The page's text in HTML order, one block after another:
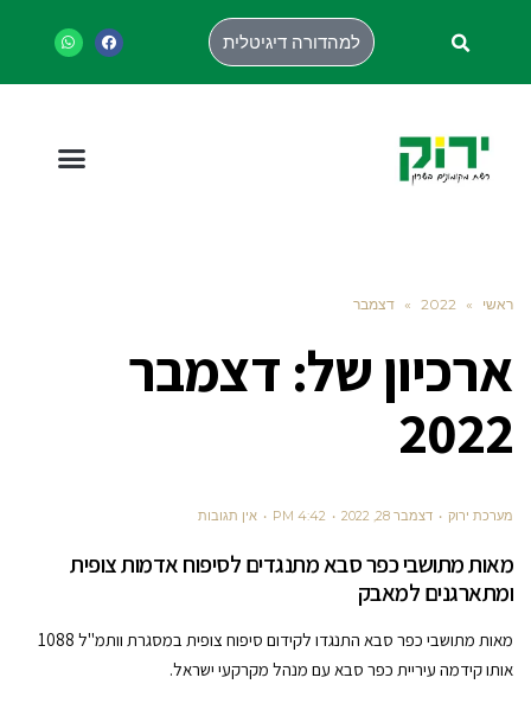
למהדורה דיגיטלית
ראשי »
2022
» דצמבר
ארכיון של: דצמבר
2022
מערכת ירוק דצמבר 28, 2022 4:42 PM אין תגובות
מאות מתושבי כפר סבא מתנגדים לסיפוח אדמות צופית
ומתארגנים למאבק
מאות מתושבי כפר סבא התנגדו לקידום סיפוח צופית במסגרת וותמ"ל 1088
אותו קידמה עיריית כפר סבא עם מנהל מקרקעי ישראל.